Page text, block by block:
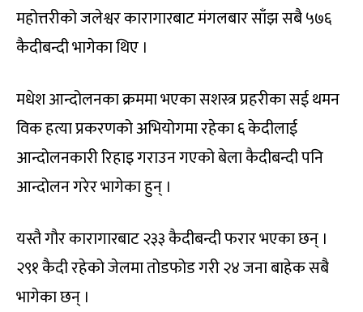
महोत्तरीको जलेश्वर कारागारबाट मंगलबार साँझ सबै ५७६
कैदीबन्दी भागेका थिए ।
मधेश आन्दोलनका क्रममा भएका सशस्त्र प्रहरीका सई थमन
विक हत्या प्रकरणको अभियोगमा रहेका ६ केदीलाई
आन्दोलनकारी रिहाइ गराउन गएको बेला कैदीबन्दी पनि
आन्दोलन गरेर भागेका हुन् ।
यस्तै गौर कारागारबाट २३३ कैदीबन्दी फरार भएका छन् ।
२९१ कैदी रहेको जेलमा तोडफोड गरी २४ जना बाहेक सबै
भागेका छन् ।